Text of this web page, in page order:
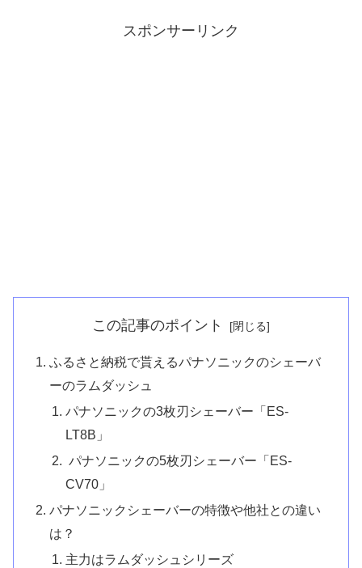
スポンサーリンク
この記事のポイント
ふるさと納税で貰えるパナソニックのシェーバ
ーのラムダッシュ
パナソニックの3枚刃シェーバー「ES-
LT8B」
パナソニックの5枚刃シェーバー「ES-
CV70」
パナソニックシェーバーの特徴や他社との違い
は？
主力はラムダッシュシリーズ